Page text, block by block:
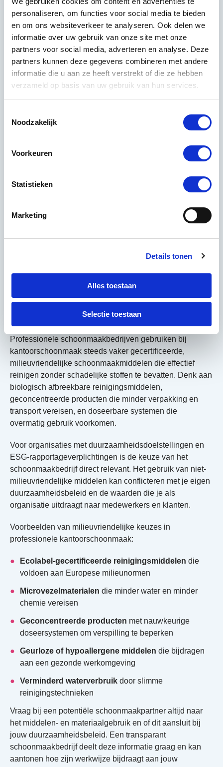
personaliseren, om functies voor social media te bieden
en om ons websiteverkeer te analyseren. Ook delen we
informatie over uw gebruik van onze site met onze
partners voor social media, adverteren en analyse. Deze
partners kunnen deze gegevens combineren met andere
informatie die u aan ze heeft verstrekt of die ze hebben
verzameld op basis van uw gebruik van hun services.
Noodzakelijk
Voorkeuren
Statistieken
Marketing
Details tonen
Alles toestaan
Selectie toestaan
Regelmatige, geplande kwaliteitscontroles op locatie
Een vast aanspreekpunt dat je kent en dat jouw pand
Heldere afspraken over wat er gedaan wordt en
wanneer
juridische kantoren of financiële instellingen
afwezigheid van schoonmaakpersoneel
opmerkingen
dienstverlening is betrouwbaarheid extra cruciaal.
Klanten en medewerkers verwachten een omgeving die
elke dag op hetzelfde hoge niveau wordt onderhouden,
ongeacht ziekte of vakantie van het
Welke milieuvriendelijke
schoonmaakmiddelen
worden bij kantoren
gebruikt?
Professionele schoonmaakbedrijven gebruiken bij
kantoorschoonmaak steeds vaker gecertificeerde,
milieuvriendelijke schoonmaakmiddelen die effectief
reinigen zonder schadelijke stoffen te bevatten. Denk aan
biologisch afbreekbare reinigingsmiddelen,
geconcentreerde producten die minder verpakking en
transport vereisen, en doseerbare systemen die
overmatig gebruik voorkomen.
Voor organisaties met duurzaamheidsdoelstellingen en
ESG-rapportageverplichtingen is de keuze van het
schoonmaakbedrijf direct relevant. Het gebruik van niet-
milieuvriendelijke middelen kan conflicteren met je eigen
duurzaamheidsbeleid en de waarden die je als
organisatie uitdraagt naar medewerkers en klanten.
Voorbeelden van milieuvriendelijke keuzes in
professionele kantoorschoonmaak:
Ecolabel-gecertificeerde reinigingsmiddelen die
voldoen aan Europese milieunormen
Microvezelmaterialen die minder water en minder
chemie vereisen
Geconcentreerde producten met nauwkeurige
doseersystemen om verspilling te beperken
Geurloze of hypoallergene middelen die bijdragen
aan een gezonde werkomgeving
Verminderd waterverbruik door slimme
reinigingstechnieken
Vraag bij een potentiële schoonmaakpartner altijd naar
het middelen- en materiaalgebruik en of dit aansluit bij
jouw duurzaamheidsbeleid. Een transparant
schoonmaakbedrijf deelt deze informatie graag en kan
aantonen hoe zijn werkwijze bijdraagt aan jouw